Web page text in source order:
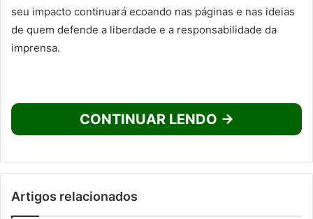
seu impacto continuará ecoando nas páginas e nas ideias
de quem defende a liberdade e a responsabilidade da
imprensa.
CONTINUAR LENDO →
Artigos relacionados